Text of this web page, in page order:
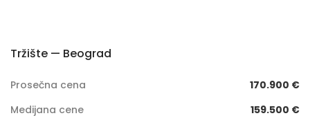
Tržište — Beograd
Prosečna cena
170.900 €
Medijana cene
159.500 €